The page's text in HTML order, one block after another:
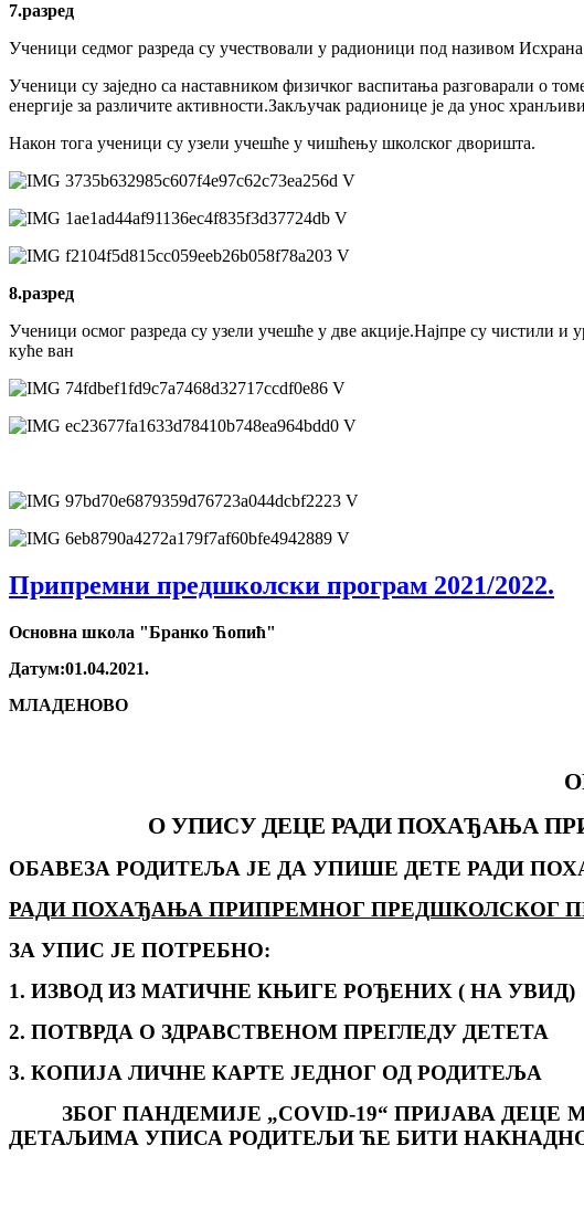
7.разред
Ученици седмог разреда су учествовали у радионици под називом
Ученици су заједно са наставником физичког васпитања разговарали о
енергије за различите активности.Закључак радионице је да унос
Након тога ученици су узели учешће у чишћењу школског дворишта.
8.разред
Ученици осмог разреда су узели учешће у две акције.Најпре су чистили и
куће ван
Припремни предшколски програм 2021/2022.
Основна школа "Бранко Ћопић"
Датум:01.04.2021.
МЛАДЕНОВО
О УПИСУ ДЕЦЕ РАДИ ПОХАЂАЊА
ОБАВЕЗА РОДИТЕЉА ЈЕ ДА УПИШЕ ДЕТЕ РАДИ
РАДИ ПОХАЂАЊА ПРИПРЕМНОГ ПРЕДШКОЛСКОГ
ЗА УПИС ЈЕ ПОТРЕБНО:
1. ИЗВОД ИЗ МАТИЧНЕ КЊИГЕ РОЂЕНИХ ( НА УВИД)
2. ПОТВРДА О ЗДРАВСТВЕНОМ ПРЕГЛЕДУ ДЕТЕТА
3. КОПИЈА ЛИЧНЕ КАРТЕ ЈЕДНОГ ОД РОДИТЕЉА
ЗБОГ ПАНДЕМИЈЕ „COVID-19“ ПРИЈАВА
ДЕТАЉИМА УПИСА РОДИТЕЉИ ЋЕ БИТИ